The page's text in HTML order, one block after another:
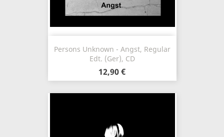
Persons Unknown - Angst, Regular
Edt. (Ger), CD
12,90 €